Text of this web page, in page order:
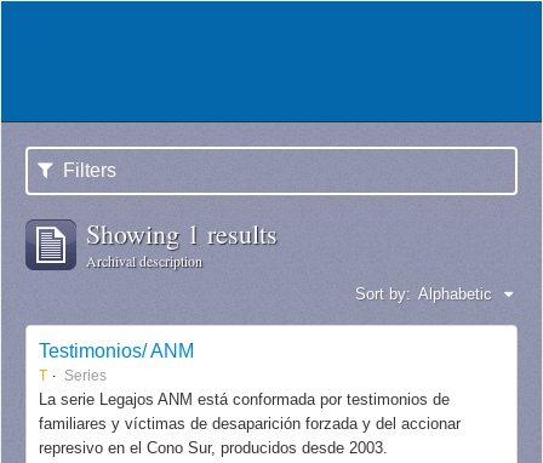
Filters
Showing 1 results
Archival description
Sort by: Alphabetic
Testimonios/ ANM
T Series
La serie Legajos ANM está conformada por testimonios de
familiares y víctimas de desaparición forzada y del accionar
represivo en el Cono Sur, producidos desde 2003.